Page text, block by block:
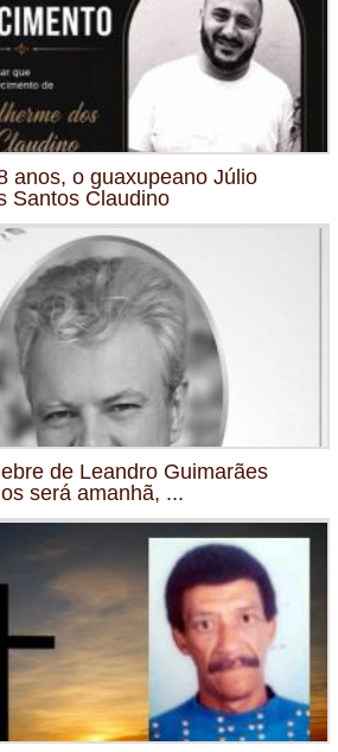
anos, o guaxupeano Júlio
Santos Claudino
de Leandro Guimarães
será amanhã, ...